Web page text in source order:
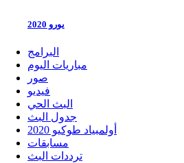
يورو 2020
البرامج
مباريات اليوم
صور
فيديو
البث الحي
جدول البث
أولمبياد طوكيو 2020
مسابقات
ترددات البث